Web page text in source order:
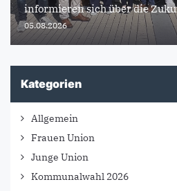
informieren sich über die
05.08.2026
Kategorien
Allgemein
Frauen Union
Junge Union
Kommunalwahl 2026